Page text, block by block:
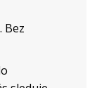
Bez